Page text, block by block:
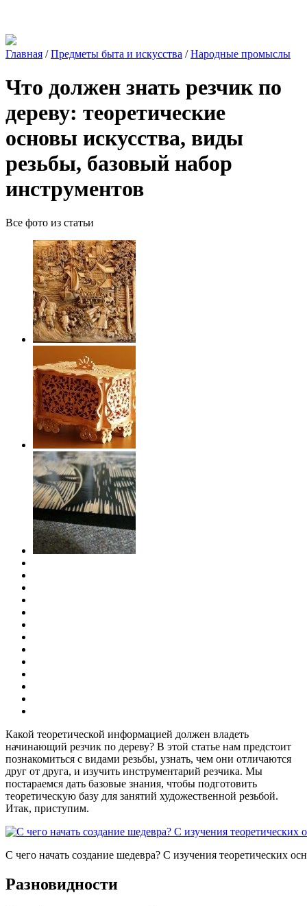
Главная /Предметы быта и искусства /Народные промыслы
Что должен знать резчик по
дереву: теоретические
основы искусства, виды
резьбы, базовый набор
инструментов
Все фото из статьи
Какой теоретической информацией должен владеть
начинающий резчик по дереву? В этой статье нам предстоит
познакомиться с видами резьбы, узнать, чем они отличаются
друг от друга, и изучить инструментарий резчика. Мы
постараемся дать базовые знания, чтобы подготовить
теоретическую базу для занятий художественной резьбой.
Итак, приступим.
С чего начать создание шедевра? С изучения теоретических
Разновидности